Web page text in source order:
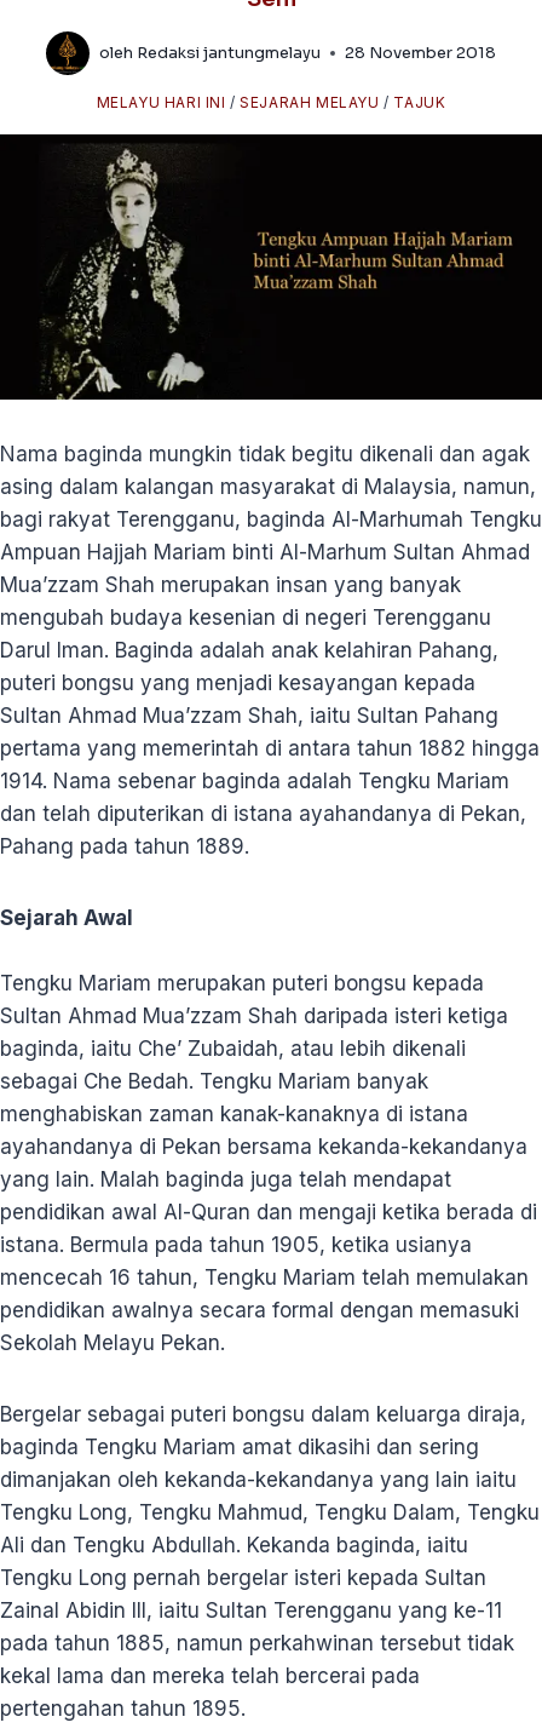
oleh Redaksi jantungmelayu 28 November 2018
MELAYU HARI INI /SEJARAH MELAYU / TAJUK
Nama baginda mungkin tidak begitu dikenali dan agak
asing dalam kalangan masyarakat di Malaysia, namun,
bagi rakyat Terengganu, baginda Al-Marhumah Tengku
Ampuan Hajjah Mariam binti Al-Marhum Sultan Ahmad
Mua’zzam Shah merupakan insan yang banyak
mengubah budaya kesenian di negeri Terengganu
Darul Iman. Baginda adalah anak kelahiran Pahang,
puteri bongsu yang menjadi kesayangan kepada
Sultan Ahmad Mua’zzam Shah, iaitu Sultan Pahang
pertama yang memerintah di antara tahun 1882 hingga
1914. Nama sebenar baginda adalah Tengku Mariam
dan telah diputerikan di istana ayahandanya di Pekan,
Pahang pada tahun 1889.
Sejarah Awal
Tengku Mariam merupakan puteri bongsu kepada
Sultan Ahmad Mua’zzam Shah daripada isteri ketiga
baginda, iaitu Che’ Zubaidah, atau lebih dikenali
sebagai Che Bedah. Tengku Mariam banyak
menghabiskan zaman kanak-kanaknya di istana
ayahandanya di Pekan bersama kekanda-kekandanya
yang lain. Malah baginda juga telah mendapat
pendidikan awal Al-Quran dan mengaji ketika berada di
istana. Bermula pada tahun 1905, ketika usianya
mencecah 16 tahun, Tengku Mariam telah memulakan
pendidikan awalnya secara formal dengan memasuki
Sekolah Melayu Pekan.
Bergelar sebagai puteri bongsu dalam keluarga diraja,
baginda Tengku Mariam amat dikasihi dan sering
dimanjakan oleh kekanda-kekandanya yang lain iaitu
Tengku Long, Tengku Mahmud, Tengku Dalam, Tengku
Ali dan Tengku Abdullah. Kekanda baginda, iaitu
Tengku Long pernah bergelar isteri kepada Sultan
Zainal Abidin III, iaitu Sultan Terengganu yang ke-11
pada tahun 1885, namun perkahwinan tersebut tidak
kekal lama dan mereka telah bercerai pada
pertengahan tahun 1895.